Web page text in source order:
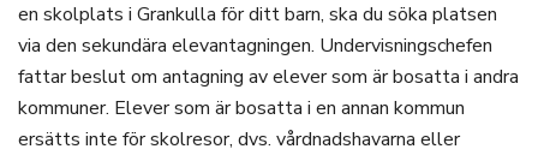
en skolplats i Grankulla för ditt barn, ska du söka platsen
via den sekundära elevantagningen. Undervisningschefen
fattar beslut om antagning av elever som är bosatta i andra
kommuner. Elever som är bosatta i en annan kommun
ersätts inte för skolresor, dvs. vårdnadshavarna eller